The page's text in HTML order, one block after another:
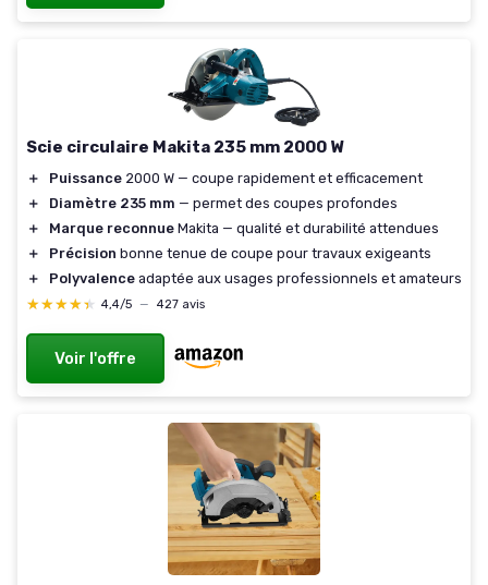
Scie circulaire Makita 235 mm 2000 W
＋ Puissance 2000 W — coupe rapidement et efficacement
＋
Diamètre 235 mm — permet des coupes profondes
＋
Marque reconnue Makita — qualité et durabilité attendues
＋
Précision bonne tenue de coupe pour travaux exigeants
＋
Polyvalence adaptée aux usages professionnels et amateurs
★★★★★
★★★★★ 4,4/5 — 427 avis
Voir l'offre